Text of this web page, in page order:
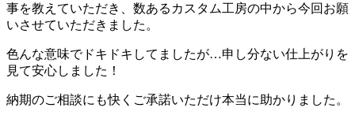
事を教えていただき、数あるカスタム工房の中から今回お願
いさせていただきました。
色んな意味でドキドキしてましたが…申し分ない仕上がりを
見て安心しました！
納期のご相談にも快くご承諾いただけ本当に助かりました。